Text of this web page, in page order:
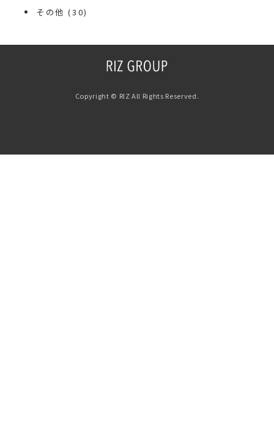
その他 (30)
Copyright © RIZ All Rights Reserved.